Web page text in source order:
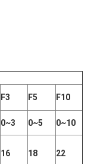
F3 F5 F10
0~3 0~5
0~10
16 18 22